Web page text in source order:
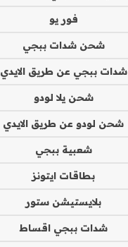
فور يو
شحن شدات ببجي
شدات ببجي عن طريق الايدي
شحن يلا لودو
شحن لودو عن طريق الايدي
شعبية ببجي
بطاقات ايتونز
بلايستيشن ستور
شدات ببجي اقساط